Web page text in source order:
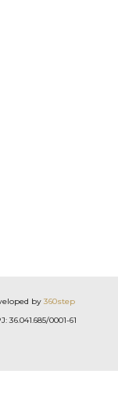
by 360step
36.041.685/0001-61